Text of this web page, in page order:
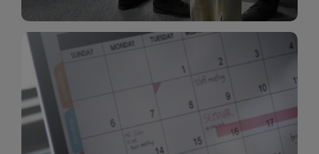
Kalendarz Imprez
Zakładka ta gromadzi wszystkie planowane
wydarzenia kulturalne i edukacyjne organizowane